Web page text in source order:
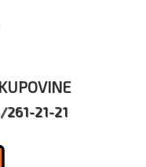
21-21